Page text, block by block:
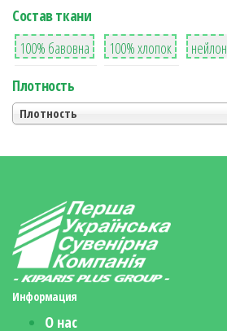
Состав ткани
8
100% бавовна
36
100% хлопок
2
нейлон
Плотность
Плотность
Информация
О нас